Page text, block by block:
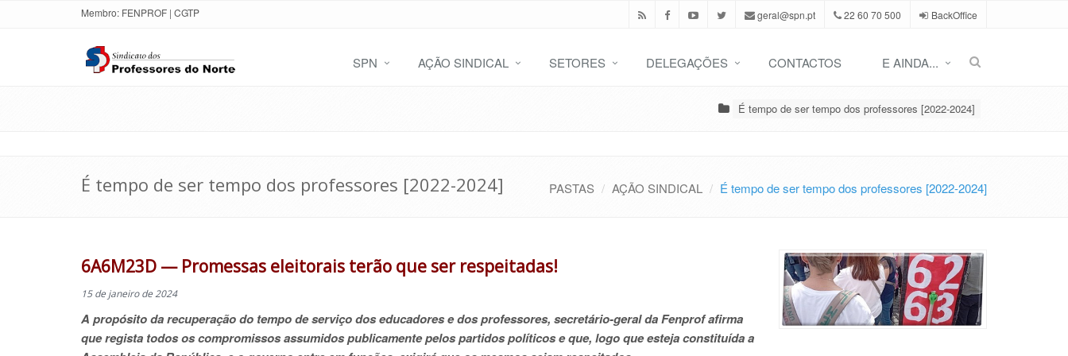
Membro: FENPROF | CGTP geral@spn.pt 22 60 70 500 BackOffice
SPN AÇÃO SINDICAL SETORES DELEGAÇÕES CONTACTOS E AINDA...
É tempo de ser tempo dos professores [2022-2024]
É tempo de ser tempo dos professores [2022-2024] PASTAS AÇÃO SINDICAL É tempo de ser tempo dos professores [2022-2024]
6A6M23D — Promessas eleitorais terão que ser respeitadas!
15 de janeiro de 2024
A propósito da recuperação do tempo de serviço dos educadores e dos professores, secretário-geral da Fenprof afirma
que regista todos os compromissos assumidos publicamente pelos partidos políticos e que, logo que esteja constituída a